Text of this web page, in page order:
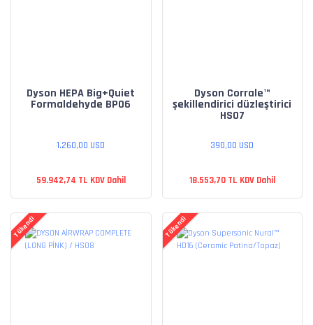
Dyson HEPA Big+Quiet
Formaldehyde BP06
1.260,00 USD
59.942,74 TL KDV Dahil
Dyson Corrale™
şekillendirici düzleştirici
HS07
390,00 USD
18.553,70 TL KDV Dahil
Tükendi Tükendi